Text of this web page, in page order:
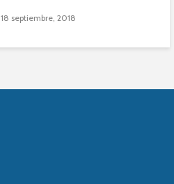
18 septiembre, 2018